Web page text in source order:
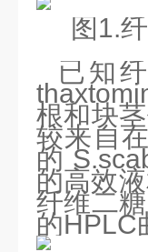
图1.
已知
根和块
较来自
的
的高效
纤维二
的HPLC